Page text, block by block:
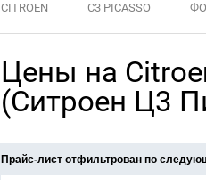
CITROEN C3 PICASSO
Цены на
(Ситроен Ц3
Прайс-лист отфильтрован по